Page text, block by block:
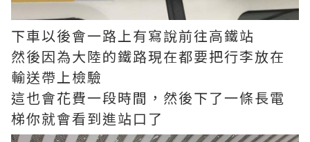
下車以後會一路上有寫說前往高鐵站
然後因為大陸的鐵路現在都要把行李放在
輸送帶上檢驗
這也會花費一段時間，然後下了一條長電
梯你就會看到進站口了